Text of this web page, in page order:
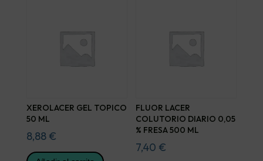
XEROLACER GEL TOPICO
50 ML
8,88 €
FLUOR LACER
COLUTORIO DIARIO 0,05
% FRESA 500 ML
7,40 €